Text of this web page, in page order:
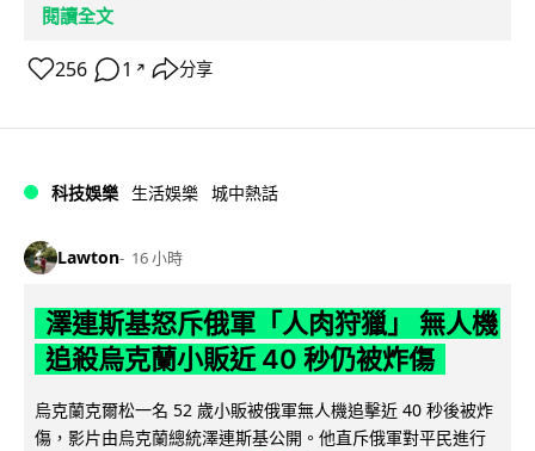
閱讀全文
256 1 ↗ 分享
科技娛樂 生活娛樂 城中熱話
Lawton 16 小時
澤連斯基怒斥俄軍「人肉狩獵」 無人機
追殺烏克蘭小販近 40 秒仍被炸傷
烏克蘭克爾松一名 52 歲小販被俄軍無人機追擊近 40 秒後被炸
傷，影片由烏克蘭總統澤連斯基公開。他直斥俄軍對平民進行